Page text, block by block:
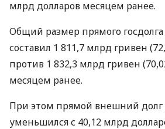
млрд долларов месяцем ранее.
Общий размер прямого
составил 1 811,7 млрд гривен
против 1 832,3 млрд гривен
месяцем ранее.
При этом прямой внешний долг
уменьшился с 40,12 млрд